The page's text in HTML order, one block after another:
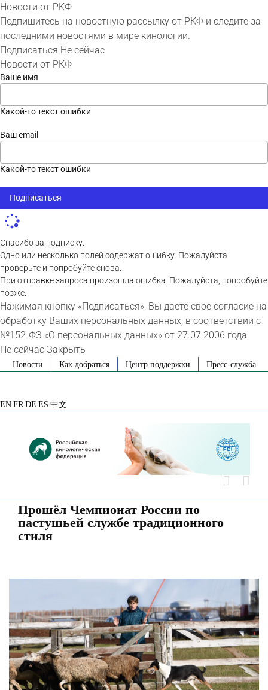
Новости от РКФ
Подпишитесь на новостную рассылку от РКФ и следите за
последними новостями в мире кинологии.
Подписаться Не сейчас
Новости от РКФ
Ваше имя
Какой-то текст ошибки
Ваш email
Какой-то текст ошибки
Подписаться
Спасибо за подписку.
Одно или несколько полей содержат ошибку. Пожалуйста
проверьте и попробуйте снова.
При отправке запроса произошла ошибка. Пожалуйста, попробуйте
позже.
Нажимая кнопку «Подписаться», Вы даете свое согласие на
обработку Ваших персональных данных, в соответствии с
№152-ФЗ «О персональных данных» от 27.07.2006 года.
Не сейчас Закрыть
SkipНовости Как добраться Центр поддержки Пресс-служба
EN FR DE ES 中文
Прошёл Чемпионат России по
пастушьей службе традиционного
стиля
Image